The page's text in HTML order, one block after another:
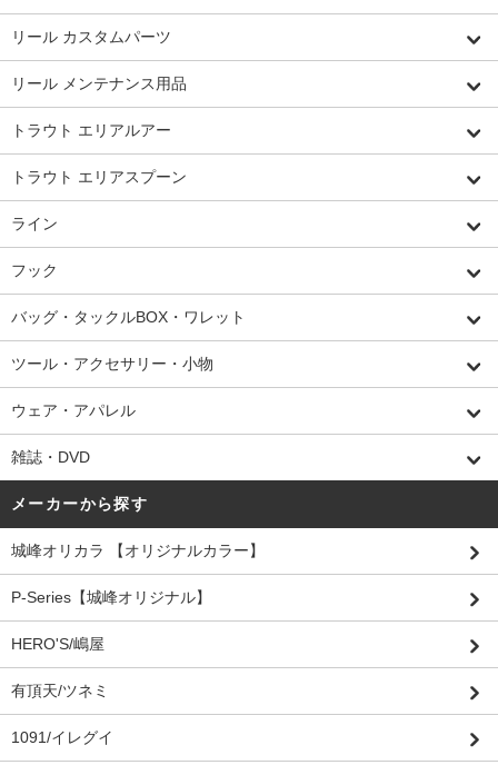
リール カスタムパーツ
リール メンテナンス用品
トラウト エリアルアー
トラウト エリアスプーン
ライン
フック
バッグ・タックルBOX・ワレット
ツール・アクセサリー・小物
ウェア・アパレル
雑誌・DVD
メーカーから探す
城峰オリカラ 【オリジナルカラー】
P-Series【城峰オリジナル】
HERO'S/嶋屋
有頂天/ツネミ
1091/イレグイ